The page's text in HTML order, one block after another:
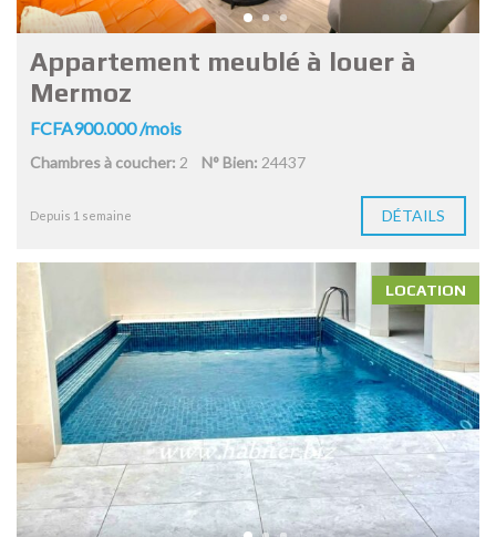
Appartement meublé à louer à
Mermoz
FCFA900.000 /mois
Chambres à coucher: 2 N° Bien: 24437
Depuis 1 semaine DÉTAILS
LOCATION